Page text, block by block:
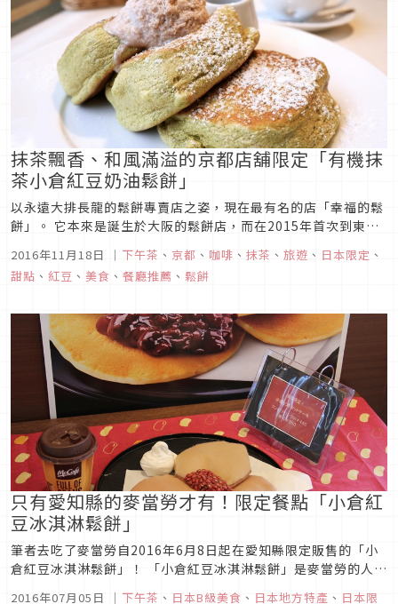
抹茶飄香、和風滿溢的京都店舖限定「有機抹
茶小倉紅豆奶油鬆餅」
以永遠大排長龍的鬆餅專賣店之姿，現在最有名的店「幸福的鬆
餅」。 它本來是誕生於大阪的鬆餅店，而在2015年首次到東
京・表參道展店，8月在京都也開設了分店。
2016年11月18日 ｜ 下午茶 、 京都 、 咖啡 、 抹茶 、 旅遊 、 日本限定 、
甜點 、 紅豆 、 美食 、 餐廳推薦 、 鬆餅
只有愛知縣的麥當勞才有！限定餐點「小倉紅
豆冰淇淋鬆餅」
筆者去吃了麥當勞自2016年6月8日起在愛知縣限定販售的「小
倉紅豆冰淇淋鬆餅」！ 「小倉紅豆冰淇淋鬆餅」是麥當勞的人氣
餐點鬆餅加上小倉紅豆和冰淇淋，讓人聯想到愛知縣當地的名物
2016年07月05日 ｜ 下午茶 、 日本B級美食 、 日本地方特產 、 日本限